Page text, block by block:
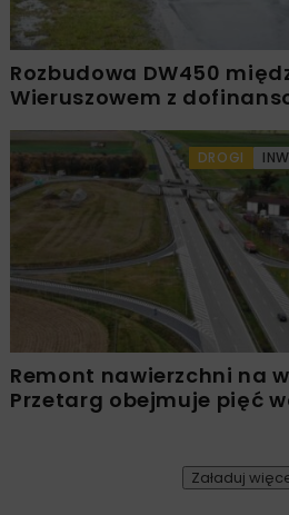
Rozbudowa DW450
Wieruszowem z
DROGI
Remont nawierzchni na
Przetarg obejmuje pięć
Załaduj